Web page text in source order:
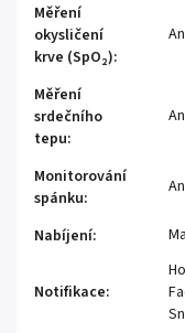
Měření
okysličení
krve (SpO₂):
Měření
srdečního
tepu:
Monitorování
spánku:
Nabíjení:
Notifikace: